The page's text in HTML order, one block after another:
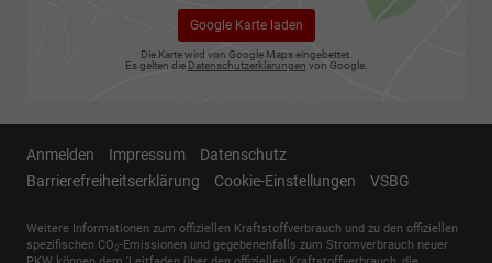
Google Karte laden
Die Karte wird von Google Maps eingebettet.
Es gelten die Datenschutzerklärungen von Google.
Anmelden Impressum
Datenschutz
Barrierefreiheitserklärung
Cookie-Einstellungen VSBG
Weitere Informationen zum offiziellen Kraftstoffverbrauch und zu den offiziellen
spezifischen CO2-Emissionen und gegebenenfalls zum Stromverbrauch neuer